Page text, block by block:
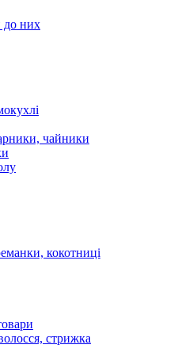
до них
чайники
кокотниці
стрижка